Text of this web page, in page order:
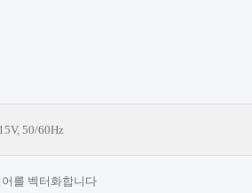
50/60Hz
를 벡터화합니다